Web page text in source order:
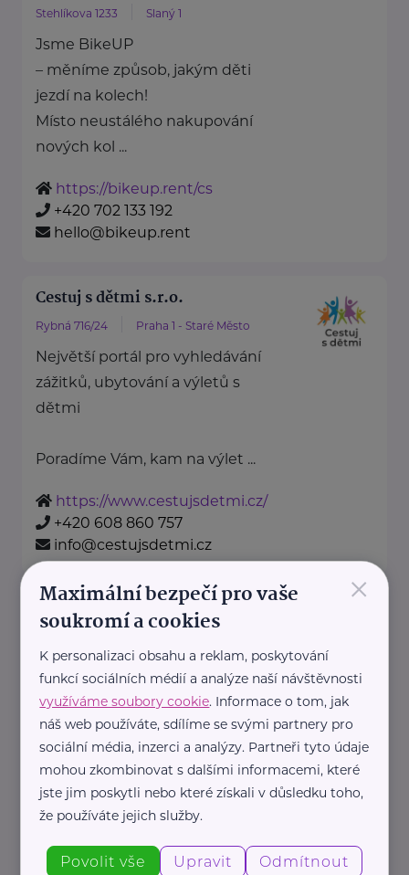
Stehlíkova 1233 Slaný 1
Jsme BikeUP
– měníme způsob, jakým děti
jezdí na kolech!
Místo neustálého nakupování
nových kol ...
https://bikeup.rent/cs
+420 702 133 192
hello@bikeup.rent
Cestuj s dětmi s.r.o.
Rybná 716/24 Praha 1 - Staré Město
Největší portál pro vyhledávání
zážitků, ubytování a výletů s
dětmi
Poradíme Vám, kam na výlet ...
https://www.cestujsdetmi.cz/
+420 608 860 757
info@cestujsdetmi.cz
Český zahrádkářský svaz, z.s.
Redakce webu iZahrádkář.cz
e-mail: tomasek@zahradkari.cz
Redakce časopisu
Rokycanova 15, 130 00 Praha 3e-
mail: redakce@zahradkari.cz
tel.: 222 781 773
fax: ...
https://www.zahradkari.cz/
×
Maximální bezpečí pro vaše
soukromí a cookies
K personalizaci obsahu a reklam, poskytování
funkcí sociálních médií a analýze naší návštěvnosti
využíváme soubory cookie. Informace o tom, jak
náš web používáte, sdílíme se svými partnery pro
sociální média, inzerci a analýzy. Partneři tyto údaje
mohou zkombinovat s dalšími informacemi, které
jste jim poskytli nebo které získali v důsledku toho,
že používáte jejich služby.
Povolit vše Upravit Odmítnout